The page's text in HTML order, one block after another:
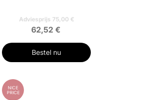
Adviesprijs 75,00 €
62,52 €
Bestel nu
NICE
PRICE